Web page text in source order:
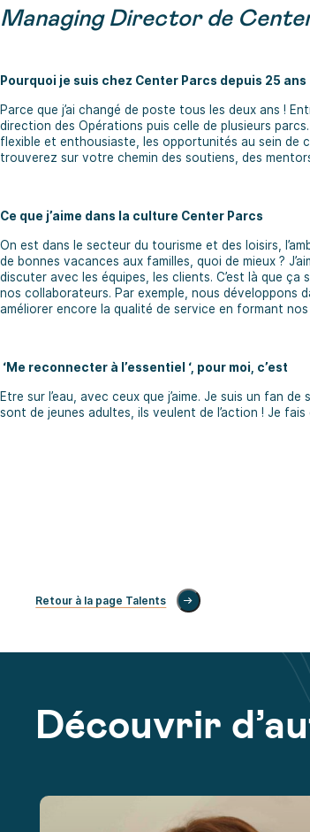
Managing Director de
Pourquoi je suis chez Center Parcs depuis 25 ans
Parce que j’ai changé de poste tous les deux ans !
direction des Opérations puis celle de plusieurs
flexible et enthousiaste, les opportunités au sein de
trouverez sur votre chemin des soutiens, des
Ce que j’aime dans la culture Center Parcs
On est dans le secteur du tourisme et des loisirs,
de bonnes vacances aux familles, quoi de mieux ?
discuter avec les équipes, les clients. C’est là que
nos collaborateurs. Par exemple, nous développons
améliorer encore la qualité de service en formant
‘Me reconnecter à l’essentiel ‘, pour moi, c’est
Etre sur l’eau, avec ceux que j’aime. Je suis un fan
sont de jeunes adultes, ils veulent de l’action ! Je
Retour à la page Talents
Découvrir